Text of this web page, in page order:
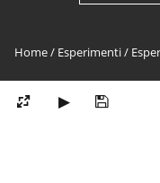
Home/ Esperimenti/